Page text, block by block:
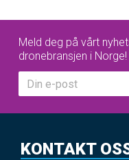
Meld deg på vårt
dronebransjen i Norge!
KONTAKT